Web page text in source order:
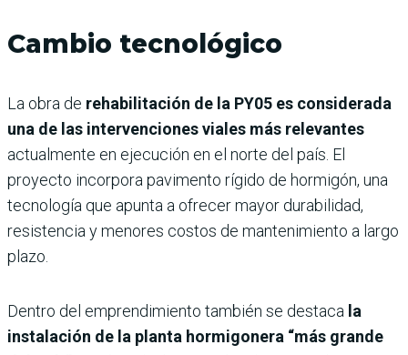
Cambio tecnológico
La obra de rehabilitación de la PY05 es considerada
una de las intervenciones viales más relevantes
actualmente en ejecución en el norte del país. El
proyecto incorpora pavimento rígido de hormigón, una
tecnología que apunta a ofrecer mayor durabilidad,
resistencia y menores costos de mantenimiento a largo
plazo.
Dentro del emprendimiento también se destaca la
instalación de la planta hormigonera “más grande